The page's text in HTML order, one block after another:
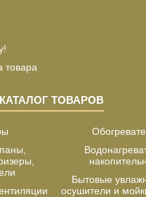
товара
КАТАЛОГ ТОВАРОВ
Бытовые
осушители и